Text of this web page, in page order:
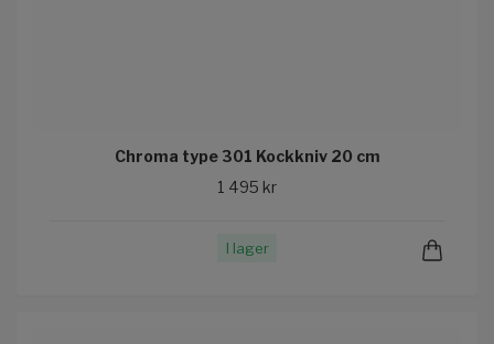
Chroma type 301 Kockkniv 20 cm
1 495 kr
I lager